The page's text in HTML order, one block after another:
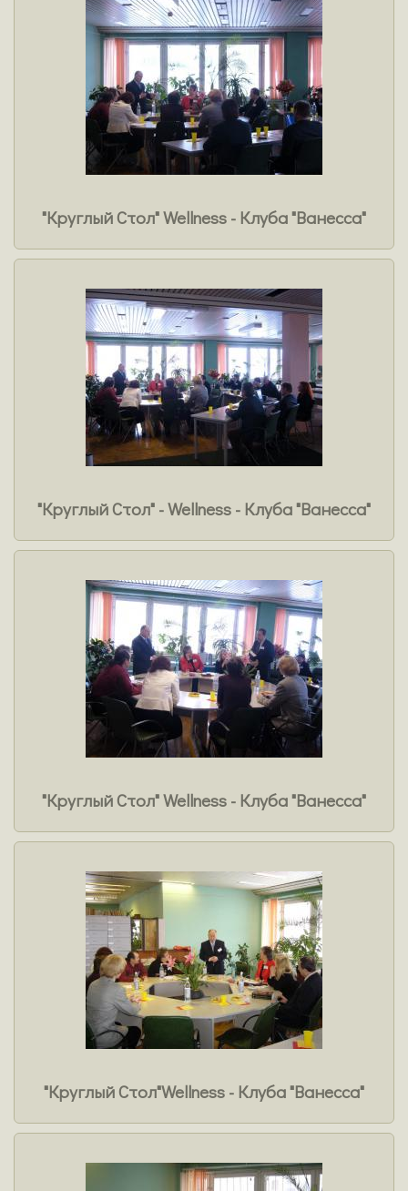
имиджмейкеров России, -Русской Е.В.
"Круглый Стол" Wellness - Клуба "Ванесса"
"Круглый Стол" - Wellness - Клуба "Ванесса"
"Круглый Стол" Wellness - Клуба "Ванесса"
"Круглый Стол"Wellness - Клуба "Ванесса"